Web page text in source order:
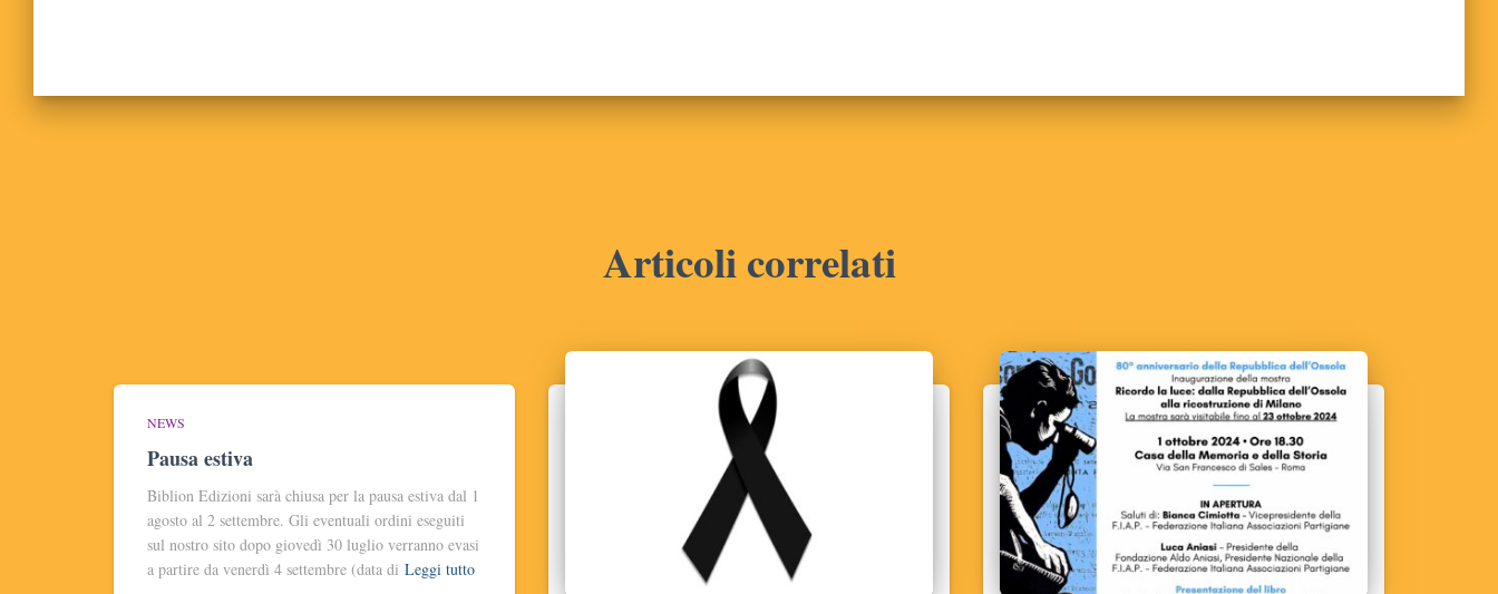
Articoli correlati
NEWS
Pausa estiva
Biblion Edizioni sarà chiusa per la pausa estiva dal 1
agosto al 2 settembre. Gli eventuali ordini eseguiti
sul nostro sito dopo giovedì 30 luglio verranno evasi
a partire da venerdì 4 settembre (data di Leggi tutto